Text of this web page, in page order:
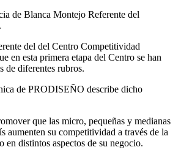
de Blanca Montejo Referente del
del del Centro Competitividad
en esta primera etapa del Centro se han
de diferentes rubros.
de PRODISEÑO describe dicho
que las micro, pequeñas y medianas
aumenten su competitividad a través de la
en distintos aspectos de su negocio.